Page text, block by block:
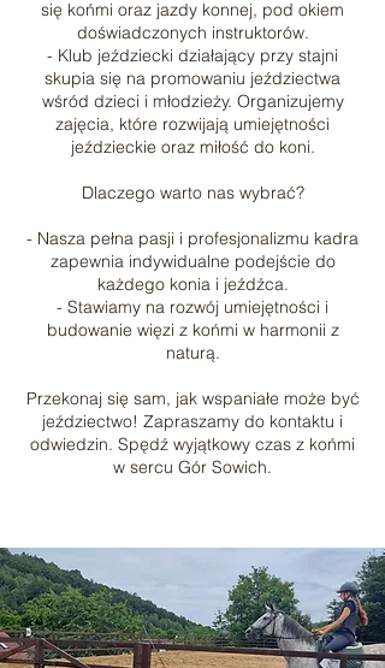
się końmi oraz jazdy konnej, pod okiem
doświadczonych instruktorów.
- Klub jeździecki działający przy stajni
skupia się na promowaniu jeździectwa
wśród dzieci i młodzieży. Organizujemy
zajęcia, które rozwijają umiejętności
jeździeckie oraz miłość do koni.
Dlaczego warto nas wybrać?
- Nasza pełna pasji i profesjonalizmu kadra
zapewnia indywidualne podejście do
każdego konia i jeźdźca.
- Stawiamy na rozwój umiejętności i
budowanie więzi z końmi w harmonii z
naturą.
Przekonaj się sam, jak wspaniałe może być
jeździectwo! Zapraszamy do kontaktu i
odwiedzin. Spędź wyjątkowy czas z końmi
w sercu Gór Sowich.